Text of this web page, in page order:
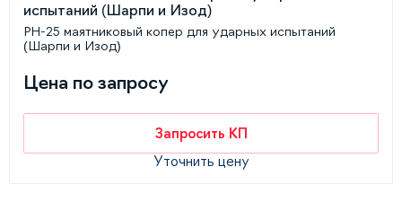
РН-25 маятниковый копер для ударных испытаний
(Шарпи и Изод)
Цена по запросу
Запросить КП
Уточнить цену